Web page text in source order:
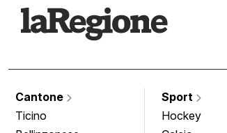
Cantone
Ticino
Sport
Hockey